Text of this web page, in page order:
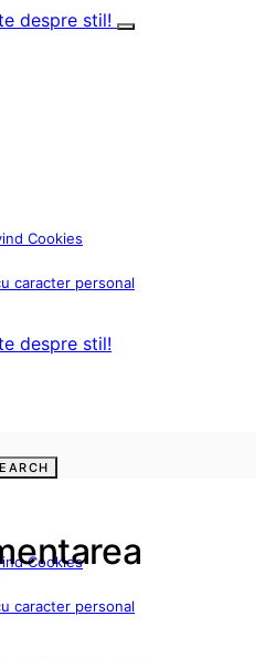
Cookies
caracter personal
Cookies
caracter personal